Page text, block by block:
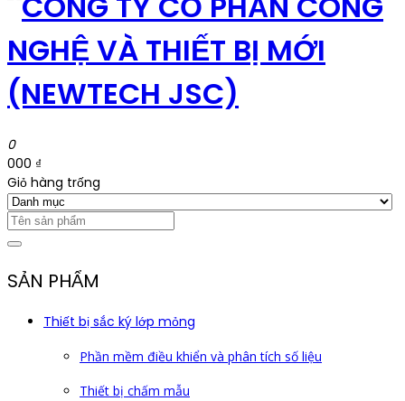
0
000 ₫
Giỏ hàng trống
SẢN PHẨM
Thiết bị sắc ký lớp mỏng
Phần mềm điều khiển và phân tích số liệu
Thiết bị chấm mẫu